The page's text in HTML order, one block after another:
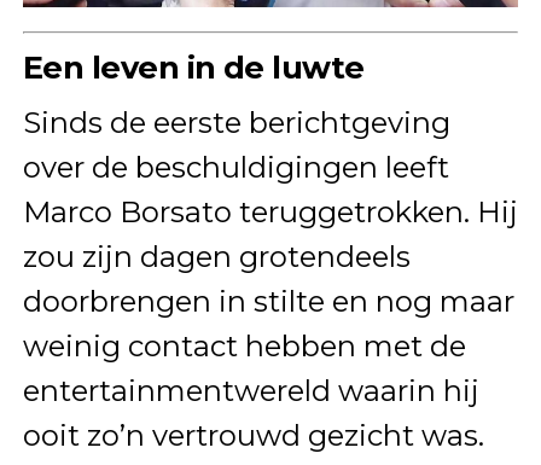
Een leven in de luwte
Sinds de eerste berichtgeving
over de beschuldigingen leeft
Marco Borsato teruggetrokken. Hij
zou zijn dagen grotendeels
doorbrengen in stilte en nog maar
weinig contact hebben met de
entertainmentwereld waarin hij
ooit zo’n vertrouwd gezicht was.